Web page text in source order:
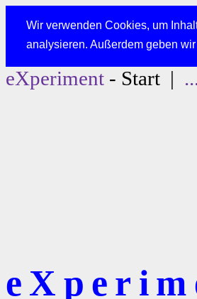
Wir verwenden Cookies, um
analysieren. Außerdem geben
eXperiment - Start |